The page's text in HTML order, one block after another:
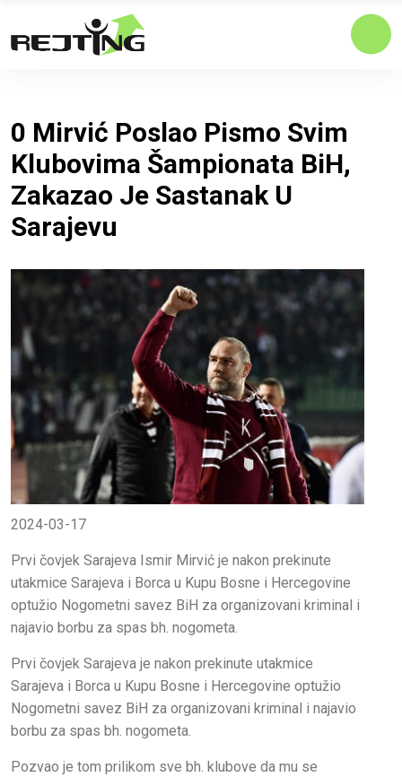
0 Mirvić Poslao Pismo Svim
Klubovima Šampionata BiH,
Zakazao Je Sastanak U
Sarajevu
2024-03-17
Prvi čovjek Sarajeva Ismir Mirvić je nakon prekinute
utakmice Sarajeva i Borca u Kupu Bosne i Hercegovine
optužio Nogometni savez BiH za organizovani kriminal i
najavio borbu za spas bh. nogometa.
Prvi čovjek Sarajeva je nakon prekinute utakmice
Sarajeva i Borca u Kupu Bosne i Hercegovine optužio
Nogometni savez BiH za organizovani kriminal i najavio
borbu za spas bh. nogometa.
Pozvao je tom prilikom sve bh. klubove da mu se